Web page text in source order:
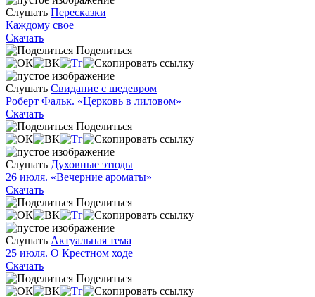
Слушать Пересказки
Каждому свое
Скачать
Поделиться
Слушать Свидание с шедевром
Роберт Фальк. «Церковь в лиловом»
Скачать
Поделиться
Слушать Духовные этюды
26 июля. «Вечерние ароматы»
Скачать
Поделиться
Слушать Актуальная тема
25 июля. О Крестном ходе
Скачать
Поделиться